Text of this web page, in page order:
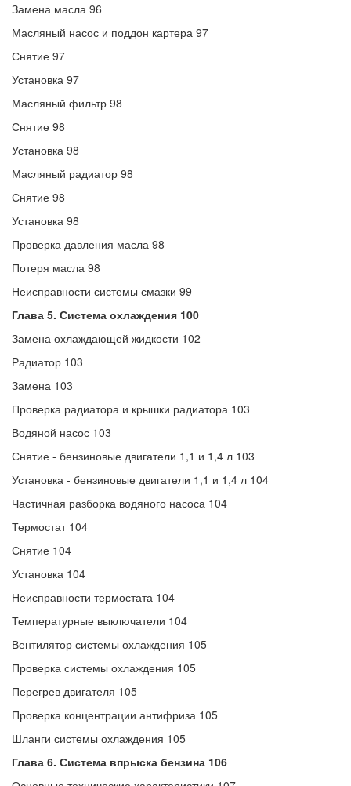
Замена масла 96
Масляный насос и поддон картера 97
Снятие 97
Установка 97
Масляный фильтр 98
Снятие 98
Установка 98
Масляный радиатор 98
Снятие 98
Установка 98
Проверка давления масла 98
Потеря масла 98
Неисправности системы смазки 99
Глава 5. Система охлаждения 100
Замена охлаждающей жидкости 102
Радиатор 103
Замена 103
Проверка радиатора и крышки радиатора 103
Водяной насос 103
Снятие - бензиновые двигатели 1,1 и 1,4 л 103
Установка - бензиновые двигатели 1,1 и 1,4 л 104
Частичная разборка водяного насоса 104
Термостат 104
Снятие 104
Установка 104
Неисправности термостата 104
Температурные выключатели 104
Вентилятор системы охлаждения 105
Проверка системы охлаждения 105
Перегрев двигателя 105
Проверка концентрации антифриза 105
Шланги системы охлаждения 105
Глава 6. Система впрыска бензина 106